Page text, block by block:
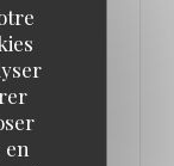
en
qui
(Dalida,
festif